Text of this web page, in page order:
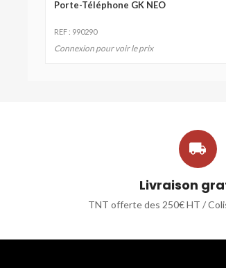
Porte-Téléphone GK NEO
REF : 990290
Connexion pour voir le prix

Livraison
TNT offerte des 250€ HT /